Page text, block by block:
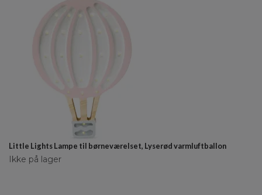
Little Lights Lampe til børneværelset, Lyserød varmluftballon
Ikke på lager